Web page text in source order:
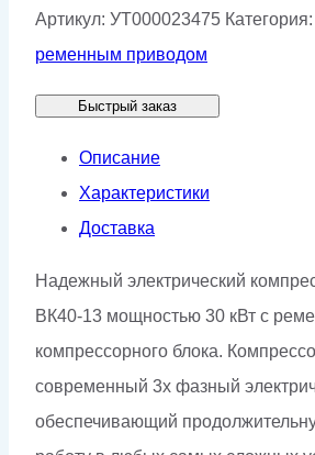
Винтовой
компрессор
ВК40-
Артикул: УТ000023475 Категория:
ременным приводом
Быстрый заказ
Описание
Характеристики
Доставка
Надежный электрический
ВК40-13 мощностью 30 кВт с
компрессорного блока.
современный 3х фазный
обеспечивающий